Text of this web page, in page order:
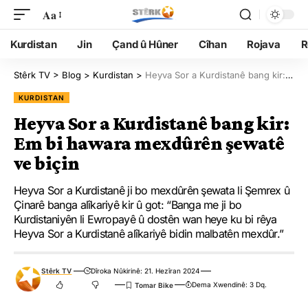
Aa
Kurdistan Jin Çand û Hûner Cîhan Rojava
Stêrk TV > Blog > Kurdistan > Heyva Sor a Kurdistanê bang kir: Em bi hawara mexdûrên şewatê ve biçin
KURDISTAN
Heyva Sor a Kurdistanê bang kir:
Em bi hawara mexdûrên şewatê
ve biçin
Heyva Sor a Kurdistanê ji bo mexdûrên şewata li Şemrex û
Çinarê banga alîkariyê kir û got: “Banga me ji bo
Kurdistaniyên li Ewropayê û dostên wan heye ku bi rêya
Heyva Sor a Kurdistanê alîkariyê bidin malbatên mexdûr.”
Stêrk TV
Dîroka Nûkirinê: 21. Hezîran 2024
Dema Xwendinê: 3 Dq.